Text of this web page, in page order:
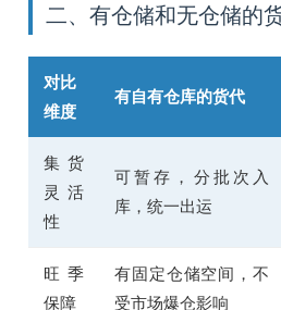
二、有仓储和无仓储的
对比
维度
有自有仓库的货代
集货
灵活
性
可暂存，分批次入
库，统一出运
旺季
保障
有固定仓储空间，不
受市场爆仓影响